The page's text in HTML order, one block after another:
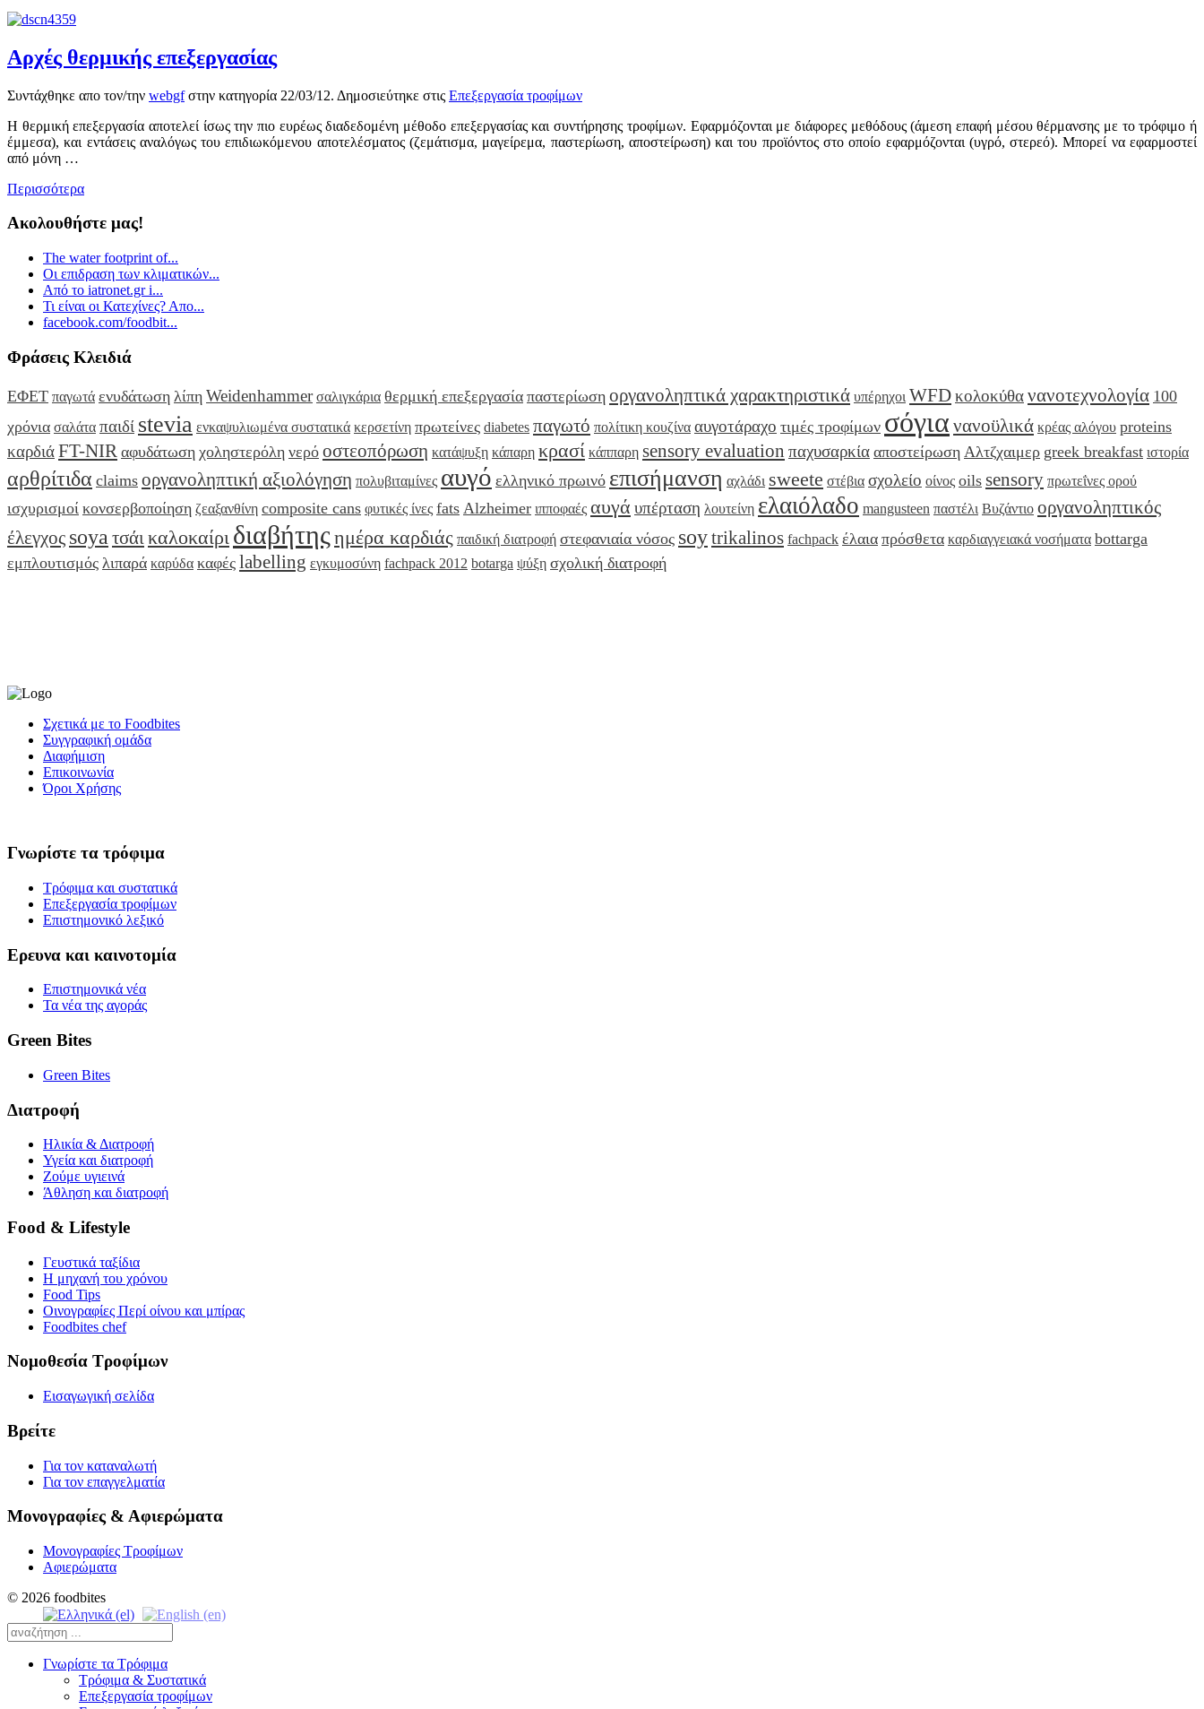
Αρχές θερμικής επεξεργασίας
Συντάχθηκε απο τον/την webgfστην κατηγορία 22/03/12. Δημοσιεύτηκε στις Επεξεργασία τροφίμων
Η θερμική επεξεργασία αποτελεί ίσως την πιο ευρέως διαδεδομένη μέθοδο επεξεργασίας και συντήρησης τροφίμων. Εφαρμόζονται με διάφορες μεθόδους (άμεση επαφή μέσου θέρμανσης με το τρόφιμο ή
έμμεσα), και εντάσεις αναλόγως του επιδιωκόμενου αποτελέσματος (ζεμάτισμα, μαγείρεμα, παστερίωση, αποστείρωση) και του προϊόντος στο οποίο εφαρμόζονται (υγρό, στερεό). Μπορεί να εφαρμοστεί
από μόνη …
Περισσότερα
Ακολουθήστε μας!
The water footprint of...
Οι επιδραση των κλιματικών...
Από το iatronet.gr i...
Τι είναι οι Κατεχίνες? Απο...
facebook.com/foodbit...
Φράσεις Κλειδιά
ΕΦΕΤ παγωτά ενυδάτωση λίπη Weidenhammer σαλιγκάρια θερμική επεξεργασία παστερίωση οργανοληπτικά χαρακτηριστικά υπέρηχοι WFDκολοκύθανανοτεχνολογία 100
χρόνια σαλάτα παιδί stevia ενκαψυλιωμένα συστατικά κερσετίνη πρωτείνες diabetes παγωτό πολίτικη κουζίνα αυγοτάραχο τιμές τροφίμων σόγια νανοϋλικά κρέας αλόγου proteins
καρδιάFT-NIR αφυδάτωση χοληστερόλη νερό οστεοπόρωση κατάψυξη κάπαρη κρασί κάππαρη sensory evaluation παχυσαρκία αποστείρωση Αλτζχαιμερ greek breakfast ιστορία
αρθρίτιδα claims οργανοληπτική αξιολόγηση πολυβιταμίνες αυγό ελληνικό πρωινό επισήμανση αχλάδι sweete στέβια σχολείο οίνος oils sensory πρωτεΐνες ορού
ισχυρισμοί κονσερβοποίηση ζεαξανθίνη composite cans φυτικές ίνες fats Alzheimer ιπποφαές αυγά υπέρταση λουτείνη ελαιόλαδο mangusteen παστέλι Βυζάντιο οργανοληπτικός
έλεγχος soya τσάι καλοκαίρι διαβήτης ημέρα καρδιάς παιδική διατροφή στεφανιαία νόσος soytrikalinos fachpack έλαια πρόσθετα καρδιαγγειακά νοσήματα bottarga
εμπλουτισμός λιπαρά καρύδα καφές labelling εγκυμοσύνη fachpack 2012 botarga ψύξη σχολική διατροφή
Σχετικά με το Foodbites
Συγγραφική ομάδα
Διαφήμιση
Επικοινωνία
Όροι Χρήσης
Γνωρίστε τα τρόφιμα
Τρόφιμα και συστατικά
Επεξεργασία τροφίμων
Επιστημονικό λεξικό
Ερευνα και καινοτομία
Επιστημονικά νέα
Τα νέα της αγοράς
Green Bites
Green Bites
Διατροφή
Ηλικία & Διατροφή
Υγεία και διατροφή
Ζούμε υγιεινά
Άθληση και διατροφή
Food & Lifestyle
Γευστικά ταξίδια
Η μηχανή του χρόνου
Food Tips
Οινογραφίες Περί οίνου και μπίρας
Foodbites chef
Νομοθεσία Τροφίμων
Εισαγωγική σελίδα
Βρείτε
Για τον καταναλωτή
Για τον επαγγελματία
Μονογραφίες & Αφιερώματα
Μονογραφίες Τροφίμων
Αφιερώματα
© 2026 foodbites
Γνωρίστε τα Τρόφιμα
Τρόφιμα & Συστατικά
Επεξεργασία τροφίμων